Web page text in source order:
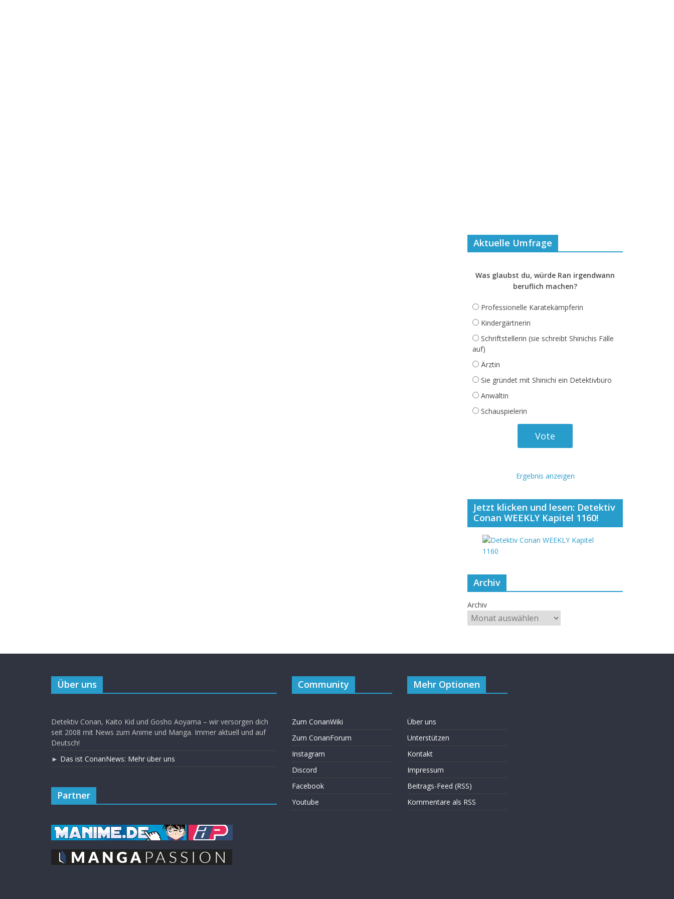
Aktuelle Umfrage
Was glaubst du, würde Ran irgendwann
beruflich machen?
Professionelle Karatekämpferin
Kindergärtnerin
Schriftstellerin (sie schreibt Shinichis Fälle
auf)
Ärztin
Sie gründet mit Shinichi ein Detektivbüro
Anwältin
Schauspielerin
Ergebnis anzeigen
Jetzt klicken und lesen: Detektiv
Conan WEEKLY Kapitel 1160!
Archiv
Archiv
Über uns
Detektiv Conan, Kaito Kid und Gosho Aoyama – wir versorgen dich
seit 2008 mit News zum Anime und Manga. Immer aktuell und auf
Deutsch!
► Das ist ConanNews: Mehr über uns
Partner
Community
Zum ConanWiki
Zum ConanForum
Instagram
Discord
Facebook
Youtube
Mehr Optionen
Über uns
Unterstützen
Kontakt
Impressum
Beitrags-Feed (RSS)
Kommentare als RSS